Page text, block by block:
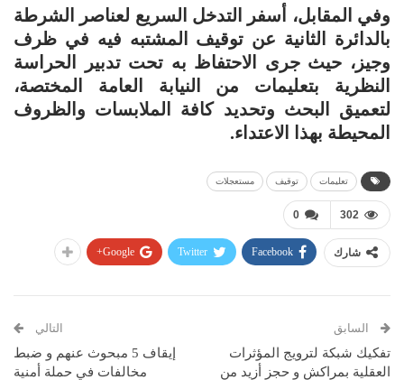
وفي المقابل، أسفر التدخل السريع لعناصر الشرطة
بالدائرة الثانية عن توقيف المشتبه فيه في ظرف
وجيز، حيث جرى الاحتفاظ به تحت تدبير الحراسة
النظرية بتعليمات من النيابة العامة المختصة،
لتعميق البحث وتحديد كافة الملابسات والظروف
المحيطة بهذا الاعتداء.
تعليمات توقيف مستعجلات
0 302
شارك Facebook
Twitter
Google+
السابق
تفكيك شبكة لترويج المؤثرات
العقلية بمراكش و حجز أزيد من
التالي
إيقاف 5 مبحوث عنهم و ضبط
مخالفات في حملة أمنية